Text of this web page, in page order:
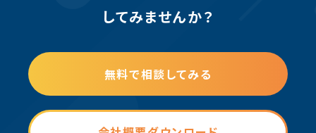
してみませんか？
無料で相談してみる